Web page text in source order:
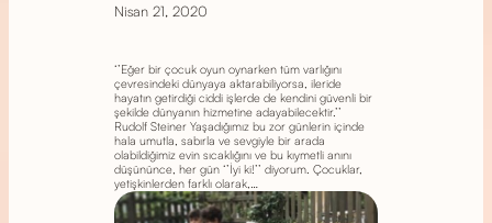
Nisan 21, 2020
‘’Eğer bir çocuk oyun oynarken tüm varlığını
çevresindeki dünyaya aktarabiliyorsa, ileride
hayatın getirdiği ciddi işlerde de kendini güvenli bir
şekilde dünyanın hizmetine adayabilecektir.’’
Rudolf Steiner Yaşadığımız bu zor günlerin içinde
hala umutla, sabırla ve sevgiyle bir arada
olabildiğimiz evin sıcaklığını ve bu kıymetli anını
düşününce, her gün ‘’İyi ki!’’ diyorum. Çocuklar,
yetişkinlerden farklı olarak,…